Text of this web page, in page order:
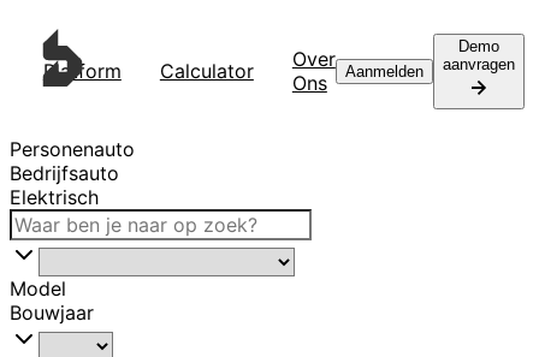
Platform Calculator
Over
Ons
Contact
Aanmelden
Demo
aanvragen
Personenauto
Bedrijfsauto
Elektrisch
Model
Bouwjaar